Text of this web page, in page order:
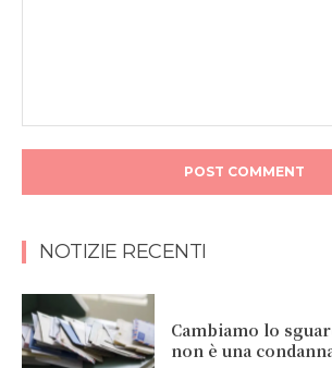
NOTIZIE RECENTI
Cambiamo lo
non è una